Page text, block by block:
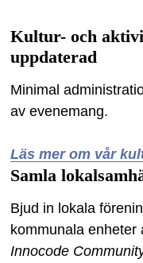
Kultur- och
uppdaterad
Minimal
av evenemang.
Läs mer om vår
Samla
Bjud in lokala
kommunala enheter
Innocode